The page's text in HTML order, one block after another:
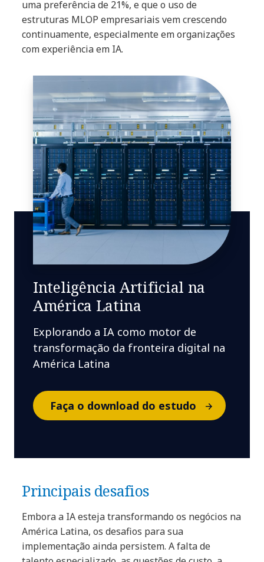
uma preferência de 21%, e que o uso de
estruturas MLOP empresariais vem crescendo
continuamente, especialmente em organizações
com experiência em IA.
Inteligência Artificial na
América Latina
Explorando a IA como motor de
transformação da fronteira digital na
América Latina
Faça o download do estudo
Principais desafios
Embora a IA esteja transformando os negócios na
América Latina, os desafios para sua
implementação ainda persistem. A falta de